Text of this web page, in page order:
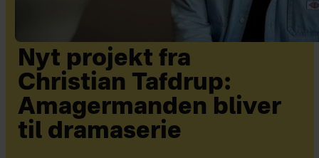
Nyt projekt fra
Christian Tafdrup:
Amagermanden bliver
til dramaserie